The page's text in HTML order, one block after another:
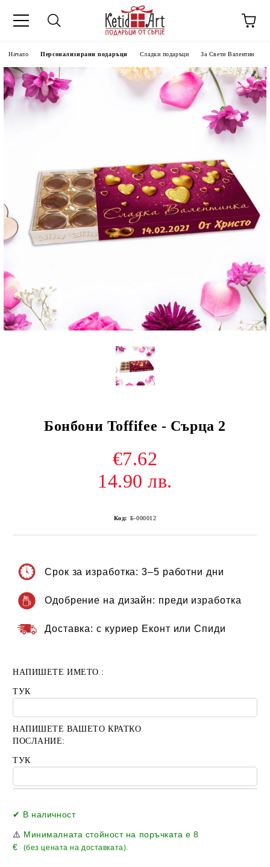
Начало Персонализирани подаръци Сладки подаръци За Свети Валентин
Бонбони Toffifee - Сърца 2
€7.62
14.90 лв.
Код: Б-000012
Срок за изработка: 3–5 работни дни
Одобрение на дизайн: преди изработка
Доставка: с куриер Еконт или Спиди
НАПИШЕТЕ ИМЕТО :
ТУК
НАПИШЕТЕ ВАШЕТО КРАТКО
ПОСЛАНИЕ:
ТУК
✔ В наличност
⚠️ Минималната стойност на поръчката е8
€
(без цената на доставката).